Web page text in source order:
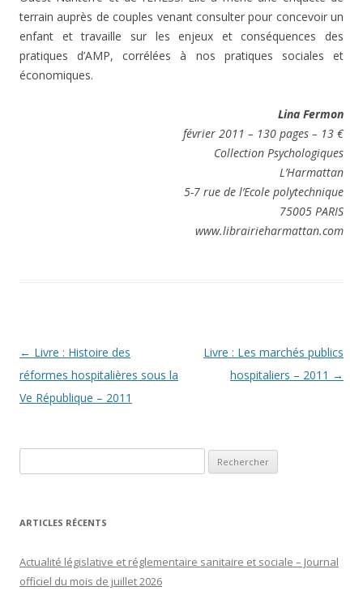
terrain auprès de couples venant consulter pour concevoir un
enfant et travaille sur les enjeux et conséquences des
pratiques d’AMP, corrélées à nos pratiques sociales et
économiques.
Lina Fermon
février 2011 – 130 pages – 13 €
Collection Psychologiques
L’Harmattan
5-7 rue de l’Ecole polytechnique
75005 PARIS
www.librairieharmattan.com
Navigation
des
articles
← Livre : Histoire des
réformes hospitalières sous la
Ve République – 2011
Livre : Les marchés publics
hospitaliers – 2011 →
ARTICLES RÉCENTS
Actualité législative et réglementaire sanitaire et sociale – Journal
officiel du mois de juillet 2026